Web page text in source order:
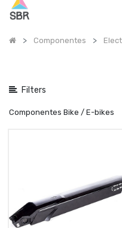
Componentes
Filters
Componentes Bike / E-bikes